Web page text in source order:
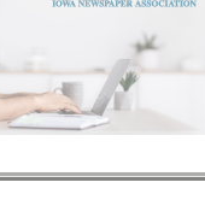
by mail from Trump